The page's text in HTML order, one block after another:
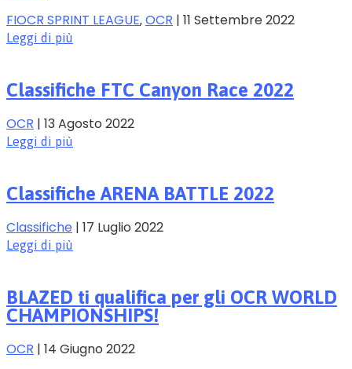
FIOCR SPRINT LEAGUE‚OCR | 11 Settembre 2022
Leggi di più
Classifiche FTC Canyon Race 2022
OCR | 13 Agosto 2022
Leggi di più
Classifiche ARENA BATTLE 2022
Classifiche | 17 Luglio 2022
Leggi di più
BLAZED ti qualifica per gli OCR WORLD
CHAMPIONSHIPS!
OCR | 14 Giugno 2022